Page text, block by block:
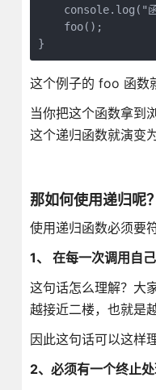
console.log("
    foo();
}
这个例子的 foo 函数
当你把这个函数拿到
这个递归函数就演变
那如何使用递归呢？
使用递归函数必须要
1、 在每一次调用自
这句话怎么理解？大
越接近二楼，也就是
因此这句话可以这样
2、必须有一个终止处